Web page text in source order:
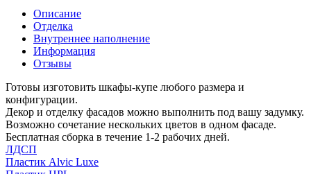
Описание
Отделка
Внутреннее наполнение
Информация
Отзывы
Готовы изготовить шкафы-купе любого размера и
конфигурации.
Декор и отделку фасадов можно выполнить под вашу задумку.
Возможно сочетание нескольких цветов в одном фасаде.
Бесплатная сборка в течение 1-2 рабочих дней.
ЛДСП
Пластик Alvic Luxe